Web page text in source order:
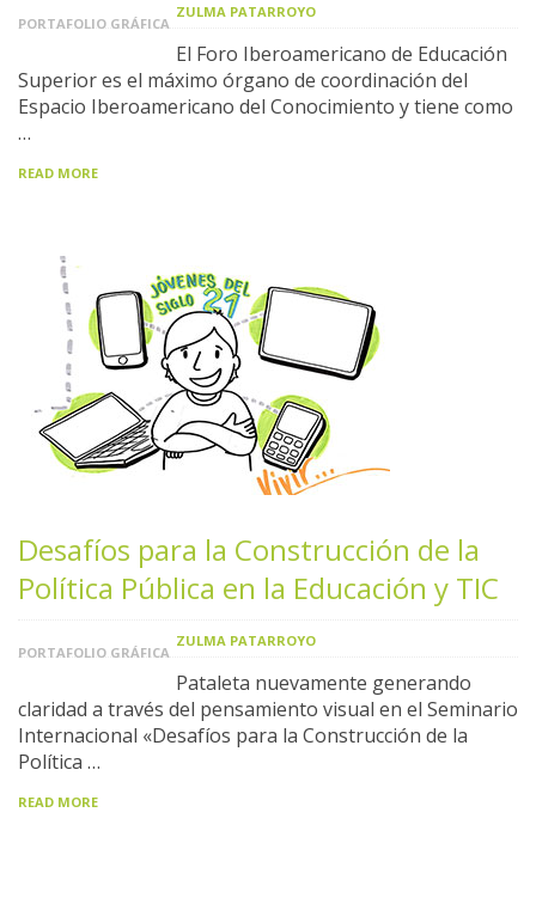
PORTAFOLIO GRÁFICA
ZULMA PATARROYO
El Foro Iberoamericano de Educación
Superior es el máximo órgano de coordinación del
Espacio Iberoamericano del Conocimiento y tiene como
…
READ MORE
Desafíos para la Construcción de la
Política Pública en la Educación y TIC
PORTAFOLIO GRÁFICA
ZULMA PATARROYO
Pataleta nuevamente generando
claridad a través del pensamiento visual en el Seminario
Internacional «Desafíos para la Construcción de la
Política …
READ MORE